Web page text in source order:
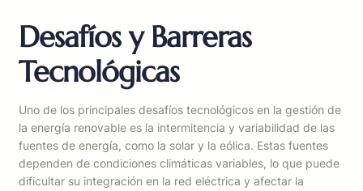
Desafíos y Barreras
Tecnológicas
Uno de los principales desafíos tecnológicos en la gestión de
la energía renovable es la intermitencia y variabilidad de las
fuentes de energía, como la solar y la eólica. Estas fuentes
dependen de condiciones climáticas variables, lo que puede
dificultar su integración en la red eléctrica y afectar la